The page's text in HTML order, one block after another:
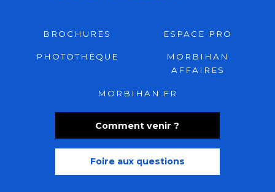
Comment venir ?
Foire aux questions
BROCHURES ESPACE PRO
PHOTOTHÈQUE
MORBIHAN
AFFAIRES
MORBIHAN.FR